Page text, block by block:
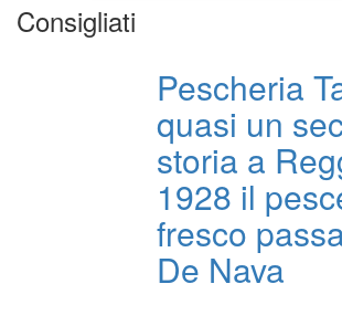
Consigliati
Pescheria
quasi un
storia a
1928 il
fresco
De Nava